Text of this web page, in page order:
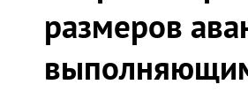
размеров